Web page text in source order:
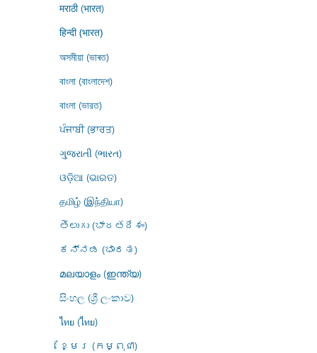
मराठी (भारत)
हिन्दी (भारत)
অসমীয়া (ভাৰত)
বাংলা (বাংলাদেশ)
বাংলা (ভারত)
ਪੰਜਾਬੀ (ਭਾਰਤ)
ગુજરાતી (ભારત)
ଓଡ଼ିଆ (ଭାରତ)
தமிழ் (இந்தியா)
తెలుగు (భారతదేశం)
ಕನ್ನಡ (ಭಾರತ)
മലയാളം (ഇന്ത്യ)
සිංහල (ශ්‍රී ලංකාව)
ไทย (ไทย)
ខ្មែរ (កម្ពុជា)